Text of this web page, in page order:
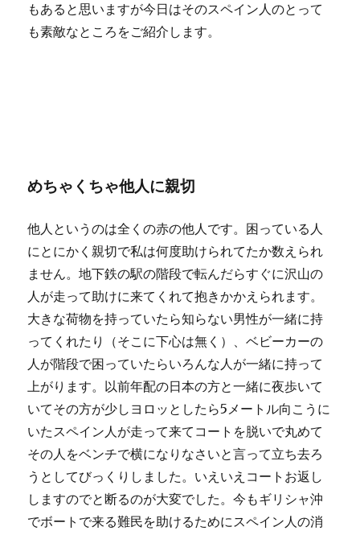
もあると思いますが今日はそのスペイン人のとって
も素敵なところをご紹介します。
めちゃくちゃ他人に親切
他人というのは全くの赤の他人です。困っている人
にとにかく親切で私は何度助けられてたか数えられ
ません。地下鉄の駅の階段で転んだらすぐに沢山の
人が走って助けに来てくれて抱きかかえられます。
大きな荷物を持っていたら知らない男性が一緒に持
ってくれたり（そこに下心は無く）、ベビーカーの
人が階段で困っていたらいろんな人が一緒に持って
上がります。以前年配の日本の方と一緒に夜歩いて
いてその方が少しヨロッとしたら5メートル向こうに
いたスペイン人が走って来てコートを脱いで丸めて
その人をベンチで横になりなさいと言って立ち去ろ
うとしてびっくりしました。いえいえコートお返し
しますのでと断るのが大変でした。今もギリシャ沖
でボートで来る難民を助けるためにスペイン人の消